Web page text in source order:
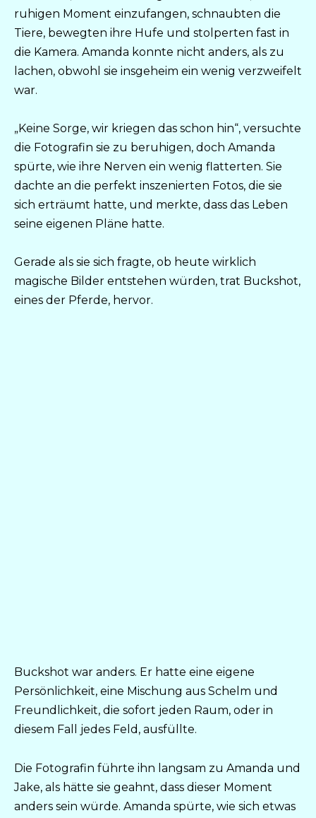
ruhigen Moment einzufangen, schnaubten die
Tiere, bewegten ihre Hufe und stolperten fast in
die Kamera. Amanda konnte nicht anders, als zu
lachen, obwohl sie insgeheim ein wenig verzweifelt
war.
„Keine Sorge, wir kriegen das schon hin“, versuchte
die Fotografin sie zu beruhigen, doch Amanda
spürte, wie ihre Nerven ein wenig flatterten. Sie
dachte an die perfekt inszenierten Fotos, die sie
sich erträumt hatte, und merkte, dass das Leben
seine eigenen Pläne hatte.
Gerade als sie sich fragte, ob heute wirklich
magische Bilder entstehen würden, trat Buckshot,
eines der Pferde, hervor.
Buckshot war anders. Er hatte eine eigene
Persönlichkeit, eine Mischung aus Schelm und
Freundlichkeit, die sofort jeden Raum, oder in
diesem Fall jedes Feld, ausfüllte.
Die Fotografin führte ihn langsam zu Amanda und
Jake, als hätte sie geahnt, dass dieser Moment
anders sein würde. Amanda spürte, wie sich etwas